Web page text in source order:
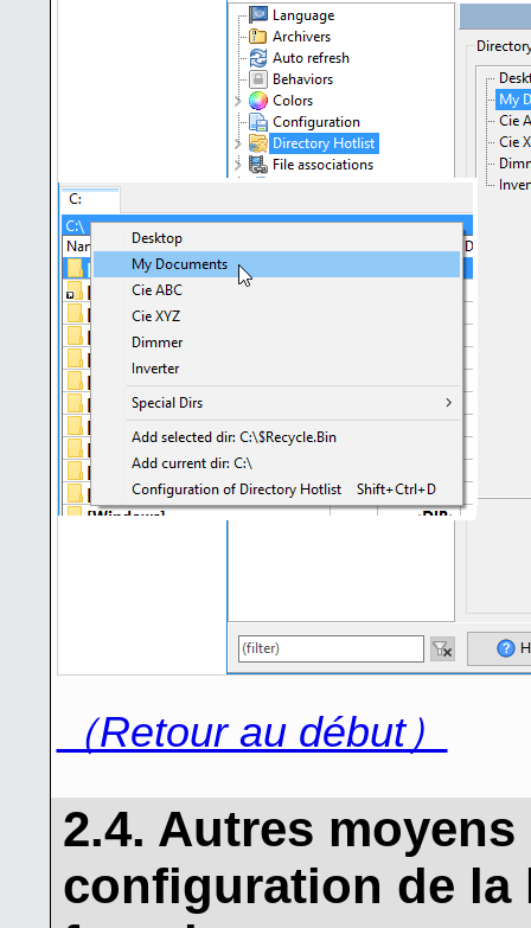
（Retour au début）
2.4. Autres
configuration de la